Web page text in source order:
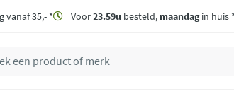
vanaf 35,- * Voor23.59u besteld, maandagin huis *